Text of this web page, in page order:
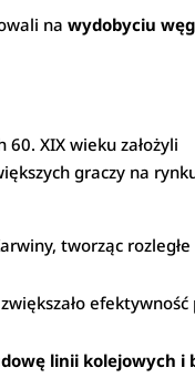
nawydobyciu
XIX wieku założyli
graczy na
tworząc rozległe
efektywność
linii kolejowych i